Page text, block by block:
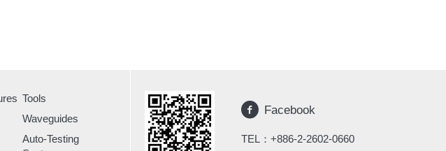
Tools
Waveguides
Auto-Testing
Facebook
TEL： +886-2-2602-0660